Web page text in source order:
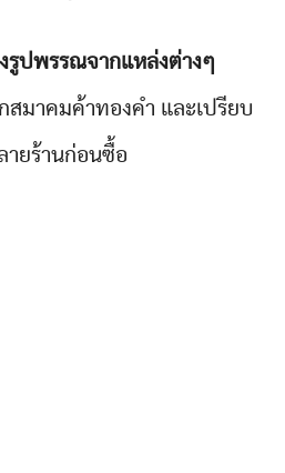
รูปพรรณจากแหล่งต่างๆ
สมาคมค้าทองคำ และเปรียบ
ายร้านก่อนซื้อ